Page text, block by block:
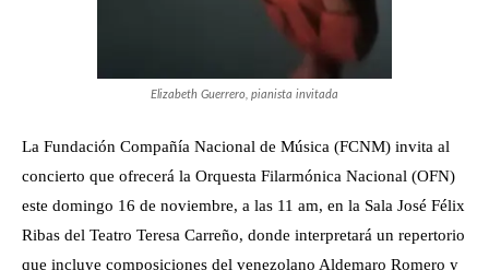
Elizabeth Guerrero, pianista invitada
La Fundación Compañía Nacional de Música (FCNM) invita al
concierto que ofrecerá la Orquesta Filarmónica Nacional (OFN)
este domingo 16 de noviembre, a las 11 am, en la Sala José Félix
Ribas del Teatro Teresa Carreño, donde interpretará un repertorio
que incluye composiciones del venezolano Aldemaro Romero y